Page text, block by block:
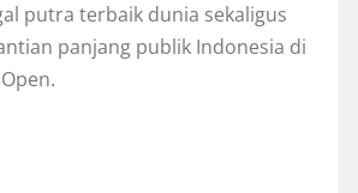
putra terbaik dunia sekaligus
panjang publik Indonesia di